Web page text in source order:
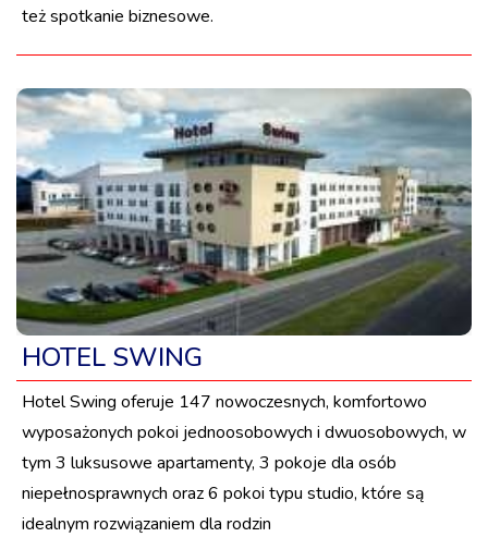
też spotkanie biznesowe.
HOTEL SWING
Hotel Swing oferuje 147 nowoczesnych, komfortowo
wyposażonych pokoi jednoosobowych i dwuosobowych, w
tym 3 luksusowe apartamenty, 3 pokoje dla osób
niepełnosprawnych oraz 6 pokoi typu studio, które są
idealnym rozwiązaniem dla rodzin